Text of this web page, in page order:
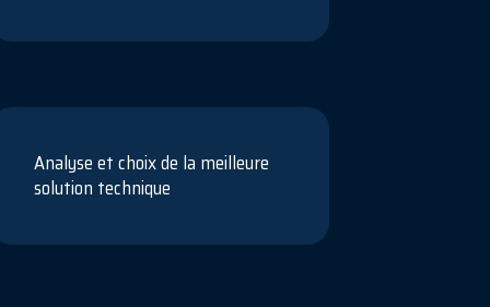
Analyse et choix de la meilleure
solution technique